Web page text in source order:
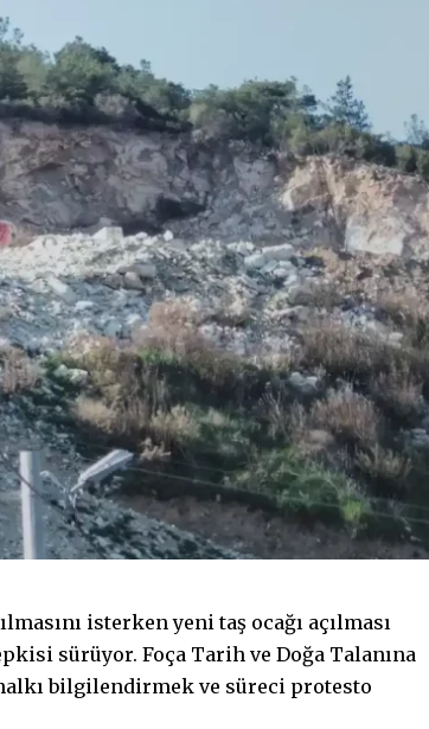
isterken yeni taş ocağı açılması
sürüyor. Foça Tarih ve Doğa Talanına
bilgilendirmek ve süreci protesto